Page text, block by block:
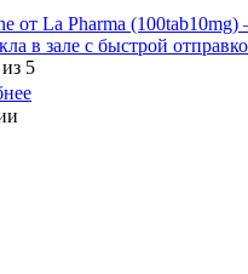
от La Pharma
в зале с быстрой
из 5